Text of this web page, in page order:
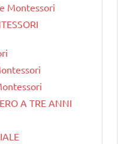
Montessori
A TRE ANNI